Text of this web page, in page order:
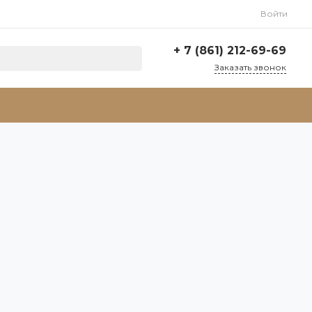
Войти
+ 7 (861) 212-69-69
п.Победитель, участок
Заказать звонок